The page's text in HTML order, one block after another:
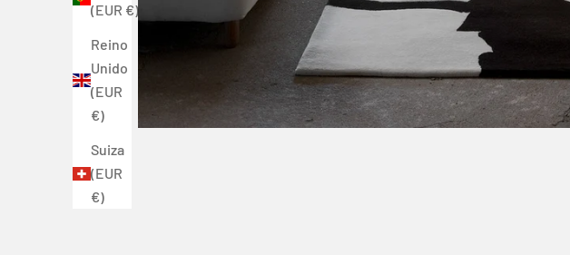
(EUR €)
Reino
Unido
(EUR
€)
Suiza
(EUR
€)